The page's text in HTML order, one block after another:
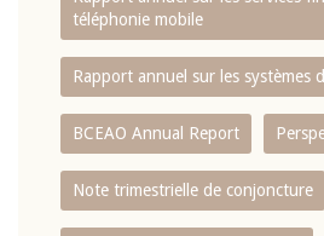
téléphonie mobile
Rapport annuel sur les systèmes
BCEAO Annual Report
Note trimestrielle de conjoncture